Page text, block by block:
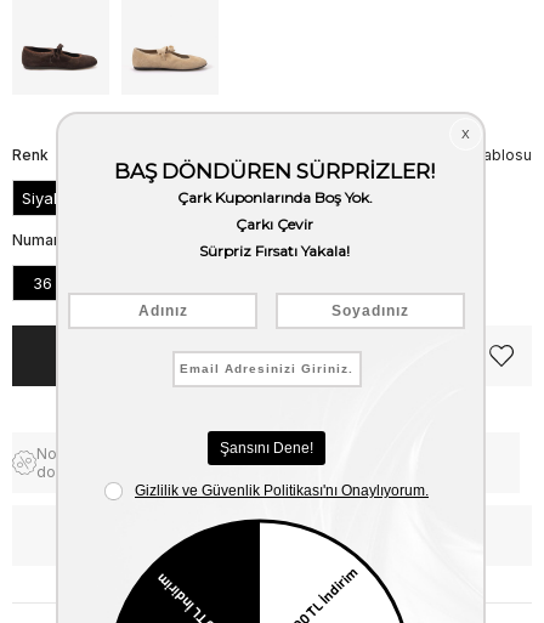
Beden Tablosu
Renk
Siyah
Numara
36
Notify me when the price goes
down
WhatsApp’tan Bilgi Al